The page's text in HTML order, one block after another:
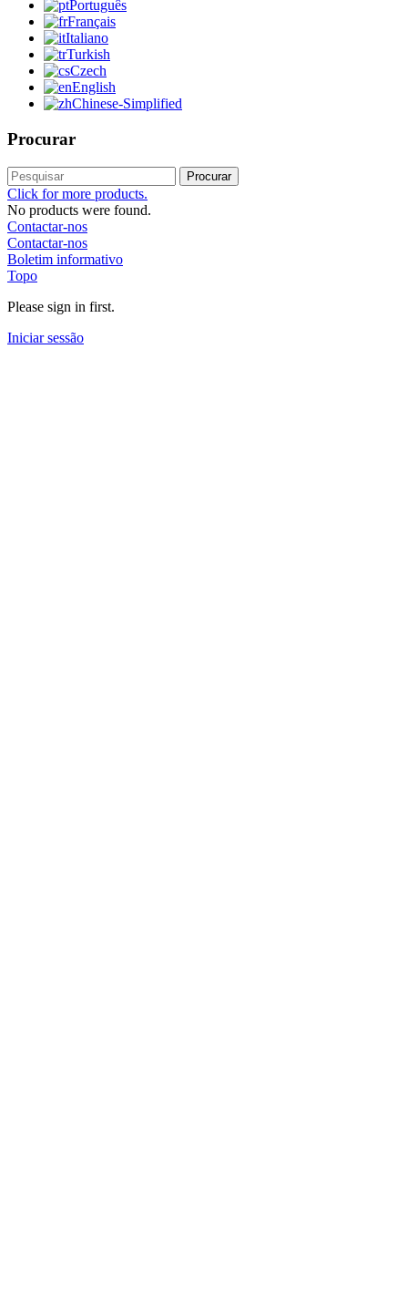
Português
Français
Italiano
Turkish
Czech
English
Chinese-Simplified
Procurar
Procurar
Click for more products.
No products were found.
Contactar-nos
Contactar-nos
Boletim informativo
Topo
Please sign in first.
Iniciar sessão